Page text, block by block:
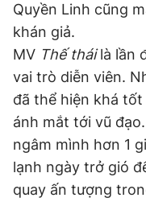
Quyền Linh cũng
khán giả.
MV Thế tháilà lần
vai trò diễn viên.
đã thể hiện khá
ánh mắt tới vũ
ngâm mình hơn 1
lạnh ngày trở gió
quay ấn tượng